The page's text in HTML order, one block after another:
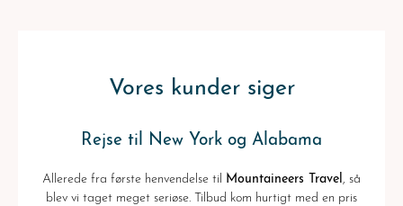
Vores kunder siger
Rejse til New York og Alabama
Allerede fra første henvendelse til Mountaineers Travel, så
blev vi taget meget seriøse. Tilbud kom hurtigt med en pris